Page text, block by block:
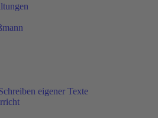
eigener Texte